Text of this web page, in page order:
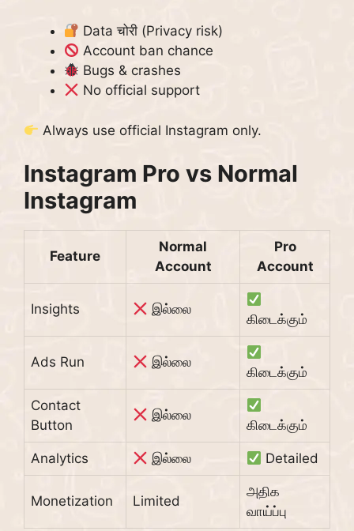
Data चोरी (Privacy risk)
Account ban chance
Bugs & crashes
No official support
Always use official Instagram only.
Instagram Pro vs Normal
Instagram
Feature
Normal
Account
Pro
Account
Insights இல்லை
கிடைக்கும்
Ads Run இல்லை
கிடைக்கும்
Contact
Button
இல்லை
கிடைக்கும்
Analytics இல்லை Detailed
Monetization Limited
அதிக
வாய்ப்பு